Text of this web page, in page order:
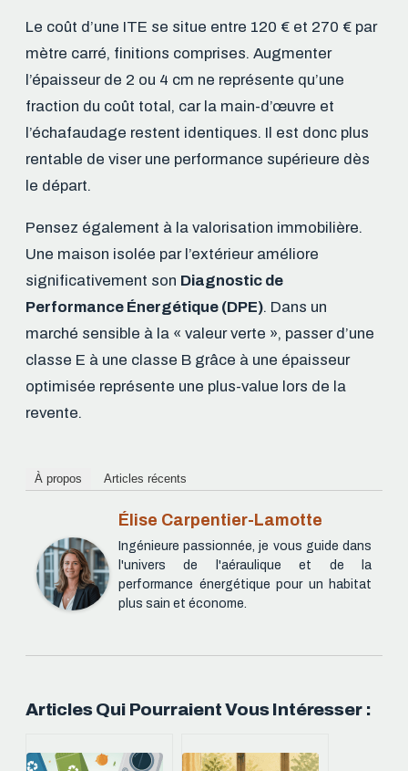
Le coût d’une ITE se situe entre 120 € et 270 € par
mètre carré, finitions comprises. Augmenter
l’épaisseur de 2 ou 4 cm ne représente qu’une
fraction du coût total, car la main-d’œuvre et
l’échafaudage restent identiques. Il est donc plus
rentable de viser une performance supérieure dès
le départ.
Pensez également à la valorisation immobilière.
Une maison isolée par l’extérieur améliore
significativement son Diagnostic de
Performance Énergétique (DPE). Dans un
marché sensible à la « valeur verte », passer d’une
classe E à une classe B grâce à une épaisseur
optimisée représente une plus-value lors de la
revente.
À propos Articles récents
Élise Carpentier-Lamotte
Ingénieure passionnée, je vous guide dans
l'univers de l'aéraulique et de la
performance énergétique pour un habitat
plus sain et économe.
Articles Qui Pourraient Vous Intéresser :